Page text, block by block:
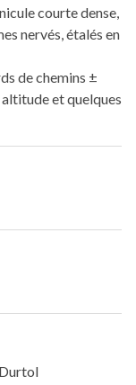
courte dense,
nervés, étalés en
de chemins ±
et quelques